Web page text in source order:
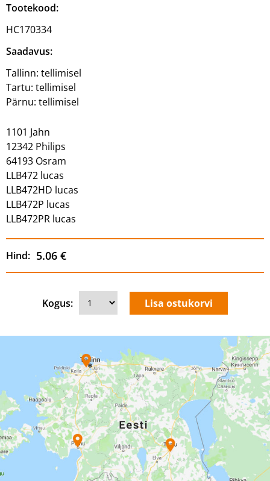
Tootekood:
HC170334
Saadavus:
Tallinn: tellimisel
Tartu: tellimisel
Pärnu: tellimisel
1101 Jahn
12342 Philips
64193 Osram
LLB472 lucas
LLB472HD lucas
LLB472P lucas
LLB472PR lucas
Hind: 5.06 €
Kogus: